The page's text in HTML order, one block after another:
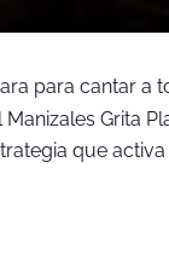
para cantar a
Grita
que